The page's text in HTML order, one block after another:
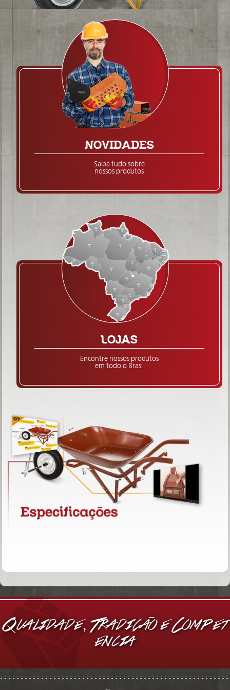
NOVIDADES
Saiba tudo sobre
nossos produtos
LOJAS
Encontre nossos produtos
em todo o Brasil
Qualidade, Tradicao e Compet
encia